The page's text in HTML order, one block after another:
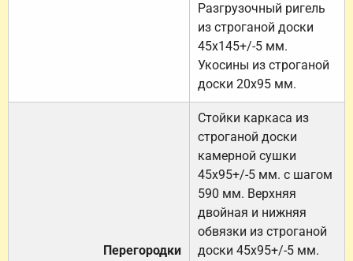
Разгрузочный ригель
из строганой доски
45х145+/-5 мм.
Укосины из строганой
доски 20х95 мм.
Перегородки
Стойки каркаса из
строганой доски
камерной сушки
45х95+/-5 мм. с шагом
590 мм. Верхняя
двойная и нижняя
обвязки из строганой
доски 45х95+/-5 мм.